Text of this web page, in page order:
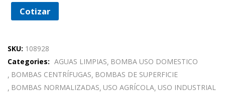
Cotizar
SKU: 108928
Categories: AGUAS LIMPIAS BOMBA USO DOMESTICO
BOMBAS CENTRÍFUGAS BOMBAS DE SUPERFICIE
BOMBAS NORMALIZADAS USO AGRÍCOLA USO INDUSTRIAL